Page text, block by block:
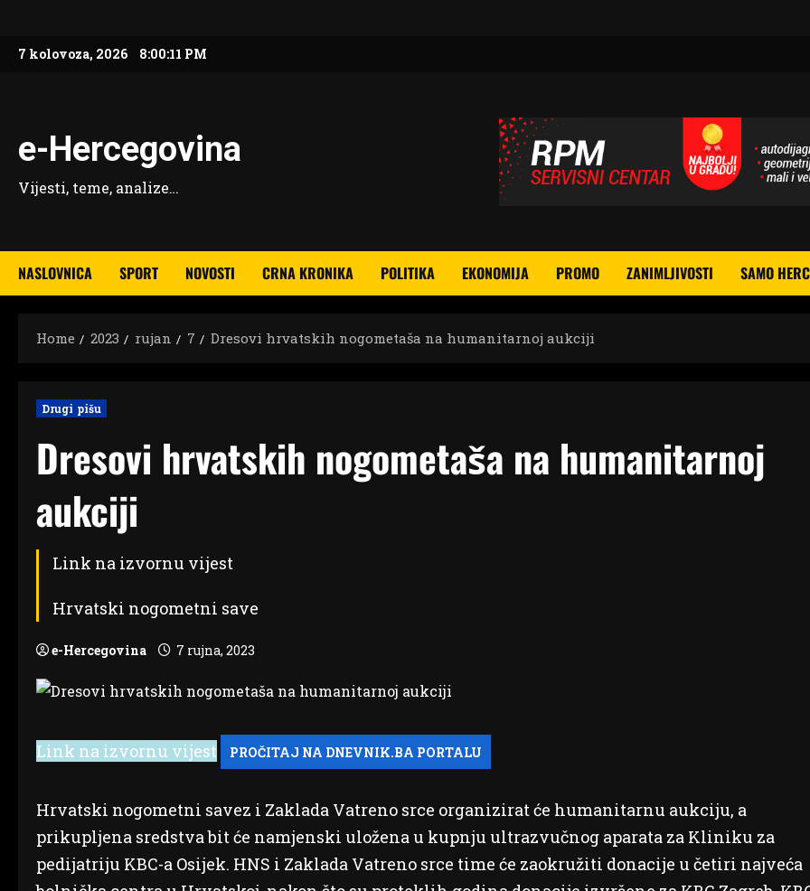
content
7 kolovoza, 2026 8:00:13 PM
e-Hercegovina
Vijesti, teme, analize…
NASLOVNICA SPORT NOVOSTI CRNA KRONIKA POLITIKA EKONOMIJA PROMO ZANIMLJIVOSTI SAMO
Home 2023 rujan 7 Dresovi hrvatskih nogometaša na humanitarnoj aukciji
Drugi pišu
Dresovi hrvatskih nogometaša na humanitarnoj
aukciji
Link na izvornu vijest
Hrvatski nogometni save
e-Hercegovina 7 rujna, 2023
Link na izvornu vijest
Hrvatski nogometni savez i Zaklada Vatreno srce organizirat će humanitarnu aukciju, a
prikupljena sredstva bit će namjenski uložena u kupnju ultrazvučnog aparata za Kliniku za
pedijatriju KBC-a Osijek. HNS i Zaklada Vatreno srce time će zaokružiti donacije u četiri najveća